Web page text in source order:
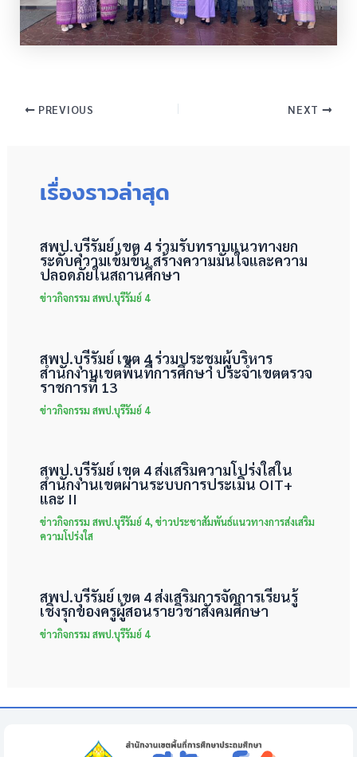
PREVIOUS NEXT
เรื่องราวล่าสุด
สพป.บุรีรัมย์ เขต 4 ร่วมรับทราบแนวทางยก
ระดับความเข้มข้น สร้างความมั่นใจและความ
ปลอดภัยในสถานศึกษา
ข่าวกิจกรรม สพป.บุรีรัมย์ 4
สพป.บุรีรัมย์ เขต 4 ร่วมประชุมผู้บริหาร
สำนักงานเขตพื้นที่การศึกษา ประจำเขตตรวจ
ราชการที่ 13
ข่าวกิจกรรม สพป.บุรีรัมย์ 4
สพป.บุรีรัมย์ เขต 4 ส่งเสริมความโปร่งใสใน
สำนักงานเขตผ่านระบบการประเมิน OIT+
และ II
ข่าวกิจกรรม สพป.บุรีรัมย์ 4, ข่าวประชาสัมพันธ์แนวทางการส่งเสริม
ความโปร่งใส
สพป.บุรีรัมย์ เขต 4 ส่งเสริมการจัดการเรียนรู้
เชิงรุกของครูผู้สอนรายวิชาสังคมศึกษา
ข่าวกิจกรรม สพป.บุรีรัมย์ 4